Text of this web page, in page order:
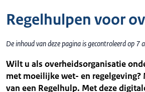
Regelhulpen voor
De inhoud van deze pagina is gecontroleerd op 7
Wilt u als overheidsorganisatie
met moeilijke wet- en regelgeving?
van een Regelhulp. Met deze